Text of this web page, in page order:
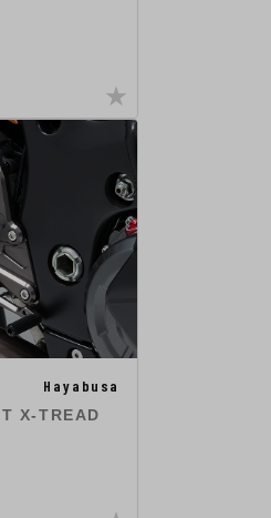
Hayabusa
X-TREAD